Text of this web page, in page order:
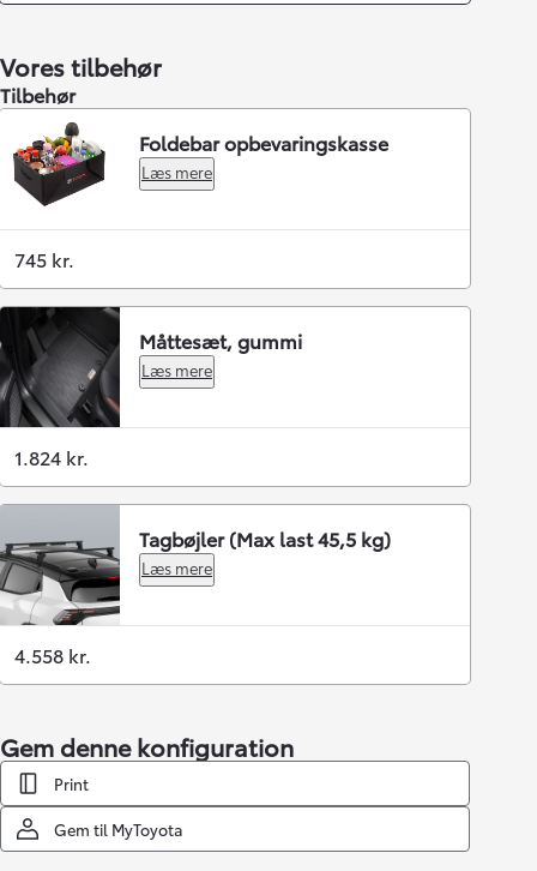
Vores tilbehør
Tilbehør
Foldebar opbevaringskasse
Læs mere
745 kr.
Måttesæt, gummi
Læs mere
1.824 kr.
Tagbøjler (Max last 45,5 kg)
Læs mere
4.558 kr.
Gem denne konfiguration
Print
Gem til MyToyota